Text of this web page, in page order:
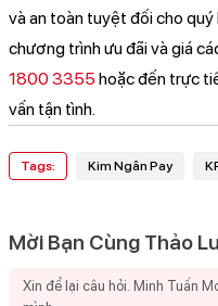
và an toàn tuyệt đối cho
chương trình ưu đãi và giá
1800 3355 hoặc đến trực
vấn tận tình.
Tags: Kim Ngân Pay
Mời Bạn Cùng Thảo